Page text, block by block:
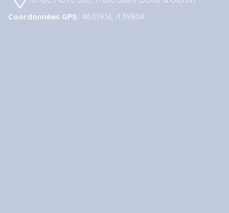
Coordonnées GPS : 46.01916, -1.39804